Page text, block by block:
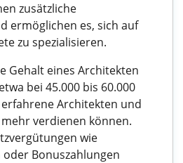
zusätzliche
ermöglichen es, sich auf
zu spezialisieren.
Gehalt eines Architekten
bei 45.000 bis 60.000
Architekten und
verdienen können.
wie
Bonuszahlungen